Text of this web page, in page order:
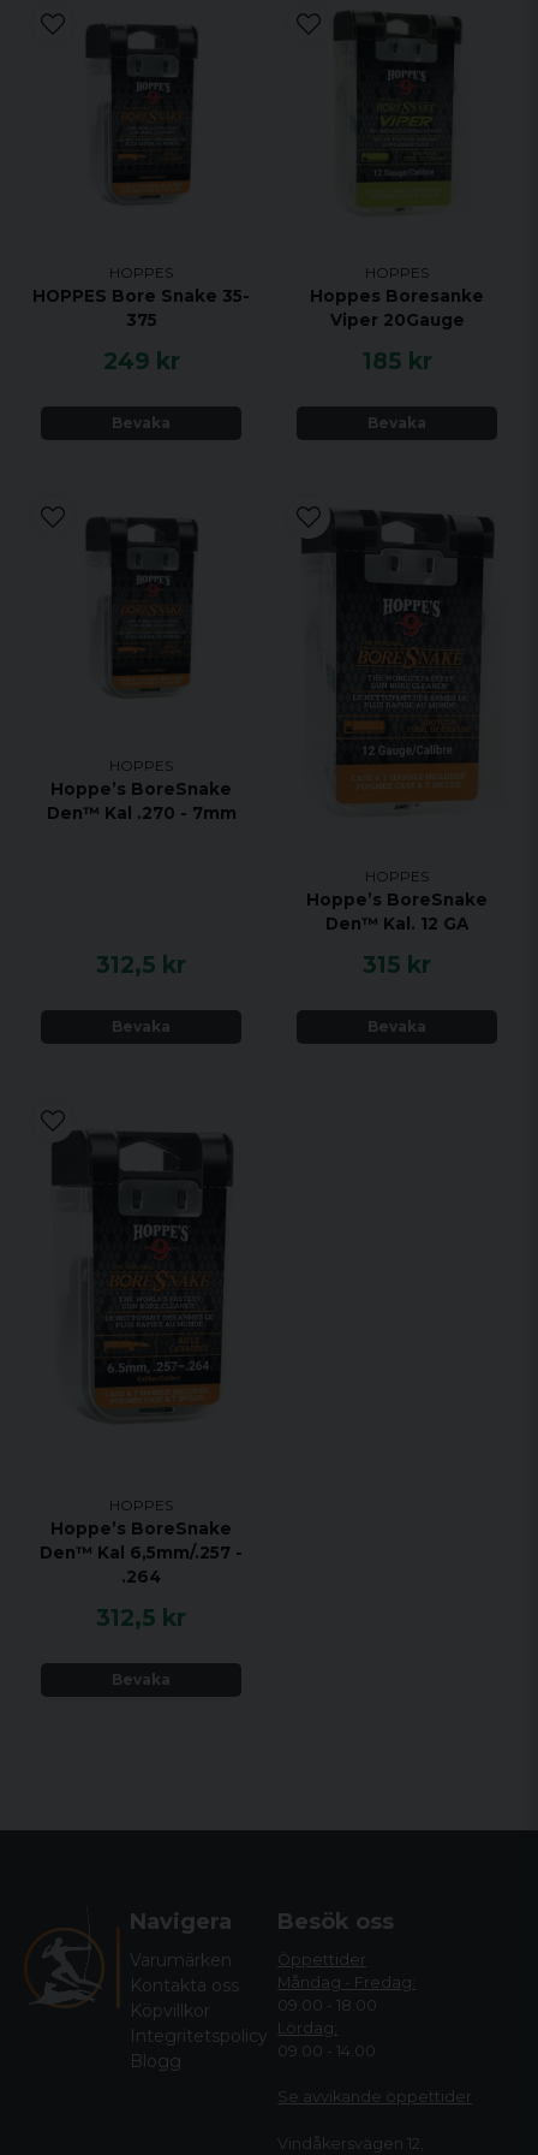
HOPPES
HOPPES Bore Snake 35-
375
249 kr
Bevaka
HOPPES
Hoppes Boresanke
Viper 20Gauge
185 kr
Bevaka
HOPPES
Hoppe’s BoreSnake
Den™ Kal .270 - 7mm
312,5 kr
Bevaka
HOPPES
Hoppe’s BoreSnake
Den™ Kal. 12 GA
315 kr
Bevaka
HOPPES
Hoppe’s BoreSnake
Den™ Kal 6,5mm/.257 -
.264
312,5 kr
Bevaka
Navigera
Varumärken
Kontakta oss
Köpvillkor
Integritetspolicy
Blogg
Besök oss
Öppettider
Måndag - Fredag:
09.00 - 18.00
Lördag:
09.00 - 14.00
Se avvikande öppettider
Vindåkersvägen 12,